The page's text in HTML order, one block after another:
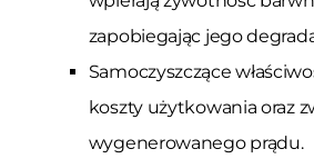
zapobiegając jego
Samoczyszczące
koszty użytkowania oraz
wygenerowanego prądu.